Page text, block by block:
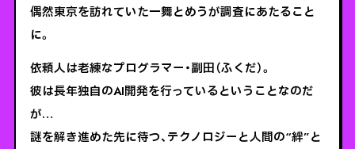
偶然東京を訪れていた一舞とめうが調査にあたること
に。
依頼人は老練なプログラマー・副田（ふくだ）。
彼は長年独自のAI開発を行っているということなのだ
が…
謎を解き進めた先に待つ、テクノロジーと人間の“絆”と